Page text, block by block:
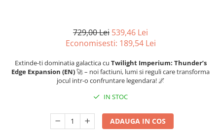
Postere
729,00 Lei 539,46 Lei
Economisesti: 189,54 Lei
Extinde-ti dominatia galactica cu Twilight Imperium: Thunder’s
Edge Expansion (EN)🚀 – noi factiuni, lumi si reguli care transforma
jocul intr-o confruntare legendara! 🌌
IN STOC
ADAUGA IN COS